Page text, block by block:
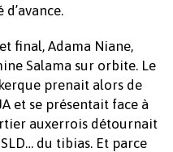
final, Adama Niane,
Salama sur orbite. Le
prenait alors de
et se présentait face à
auxerrois détournait
du tibias. Et parce